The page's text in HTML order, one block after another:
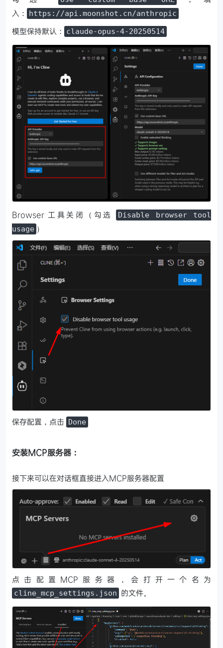
入：
https://api.moonshot.cn/anthropic
模型保持默认： claude-opus-4-20250514
Browser 工具关闭（勾选
Disable browser tool
usage ）
保存配置，点击 Done
安装MCP服务器：
接下来可以在对话框直接进入MCP服务器配置
点击配置MCP服务器，会打开一个名为
cline_mcp_settings.json 的文件。